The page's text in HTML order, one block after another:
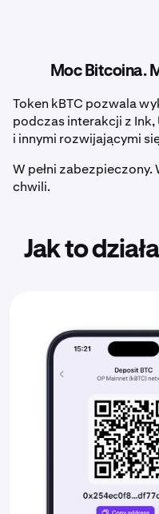
Moc Bitcoina.
Token kBTC pozwala
podczas interakcji z Ink,
i innymi rozwijającymi
W pełni zabezpieczony.
chwili.
Jak to działa